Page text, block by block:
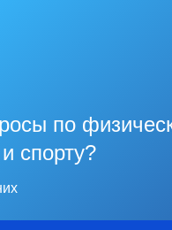
по
спорту?